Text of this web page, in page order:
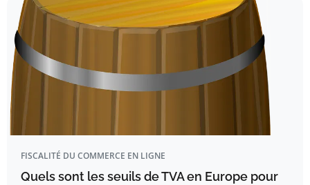
FISCALITÉ DU COMMERCE EN LIGNE
Quels sont les seuils de TVA en Europe pour